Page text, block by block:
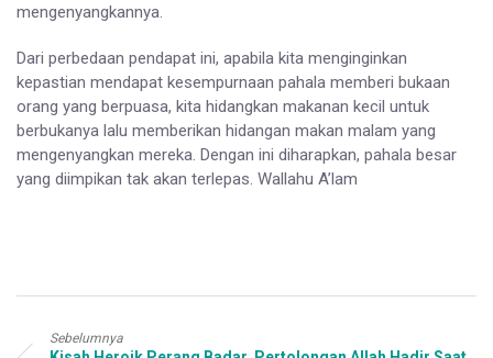
mengenyangkannya.
Dari perbedaan pendapat ini, apabila kita menginginkan
kepastian mendapat kesempurnaan pahala memberi bukaan
orang yang berpuasa, kita hidangkan makanan kecil untuk
berbukanya lalu memberikan hidangan makan malam yang
mengenyangkan mereka. Dengan ini diharapkan, pahala besar
yang diimpikan tak akan terlepas. Wallahu A’lam
Sebelumnya